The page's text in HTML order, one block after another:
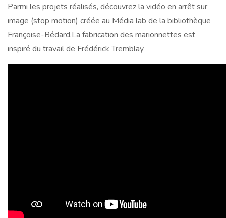
Parmi les projets réalisés, découvrez la vidéo en arrêt sur
image (stop motion) créée au Média lab de la bibliothèque
Françoise-Bédard.La fabrication des marionnettes est
inspiré du travail de Frédérick Tremblay